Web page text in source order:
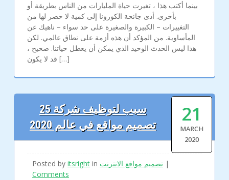
بينما أكتب هذا ، تغيرت حياة المليارات من الناس بطريقة أو
بأخرى. أدى جائحة الكورونا إلى كمية لا حصر لها من
التغييرات – الكبيرة والصغيرة على حد سواء – ناهيك عن
المأساوية. من المؤكد أن هذه أزمة على نطاق عالمي. لكن
هذا ليس الحدث الوحيد الذي يمكن أن يعطل حياتنا. صحيح ،
قد لا يكون […]
21
MARCH
2020
25 سبب لتوظيف شركة
تصميم مواقع في عالم 2020
Posted by itsrightin تصميم مواقع الانترنت|
Comments